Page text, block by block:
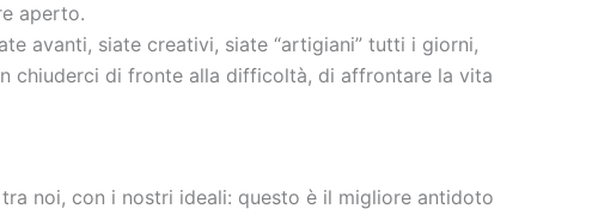
aperto.
avanti, siate creativi, siate “artigiani” tutti i giorni,
chiuderci di fronte alla difficoltà, di affrontare la vita
noi, con i nostri ideali: questo è il migliore antidoto